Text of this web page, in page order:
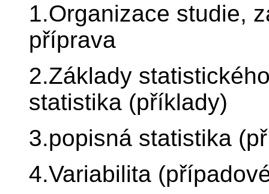
1.Organizace studie,
příprava
2.Základy
statistika (příklady)
3.popisná statistika
4.Variabilita